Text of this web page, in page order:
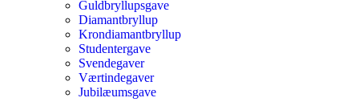
Guldbryllupsgave
Diamantbryllup
Krondiamantbryllup
Studentergave
Svendegaver
Værtindegaver
Jubilæumsgave